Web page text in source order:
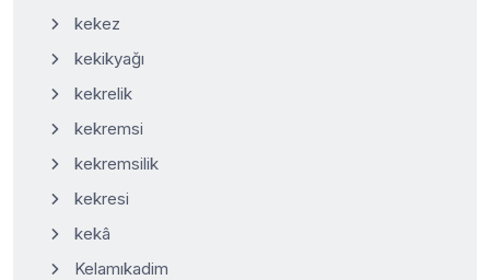
kekez
kekikyağı
kekrelik
kekremsi
kekremsilik
kekresi
kekâ
Kelamıkadim